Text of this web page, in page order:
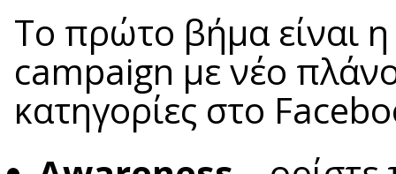
Το πρώτο βήμα είναι
campaign με νέο
κατηγορίες στο